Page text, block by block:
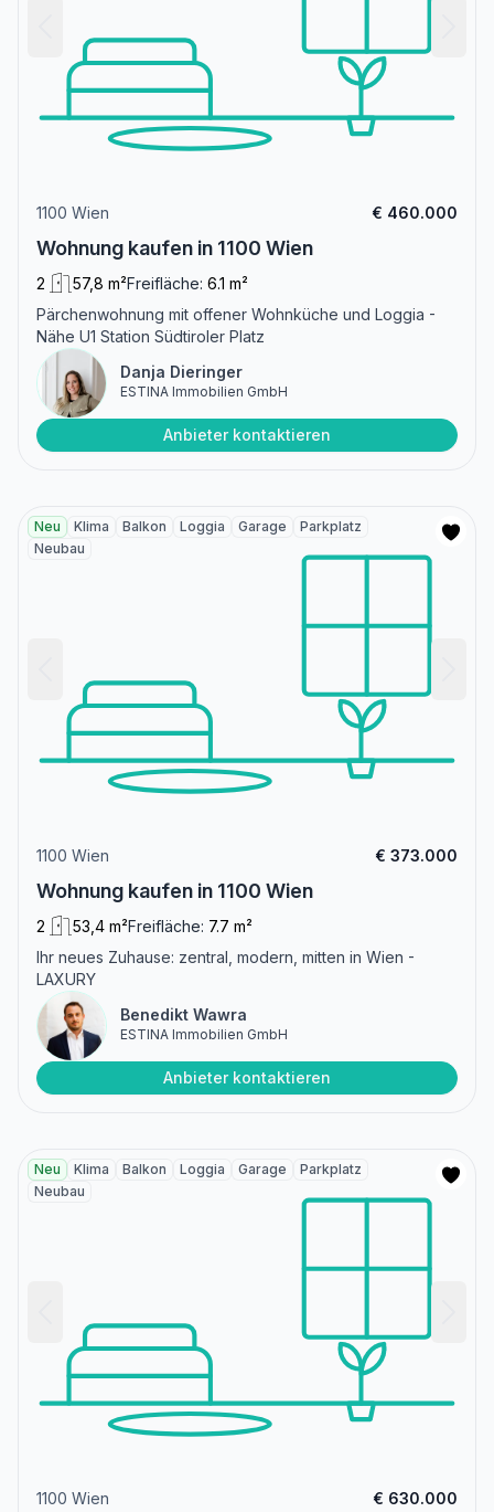
1100 Wien € 460.000
Wohnung kaufen in 1100 Wien
2 57,8 m²Freifläche: 6.1 m²
Pärchenwohnung mit offener Wohnküche und Loggia -
Nähe U1 Station Südtiroler Platz
Danja Dieringer
ESTINA Immobilien GmbH
Anbieter kontaktieren
Neu Klima Balkon Loggia Garage
Parkplatz
Neubau
1100 Wien € 373.000
Wohnung kaufen in 1100 Wien
2 53,4 m²Freifläche: 7.7 m²
Ihr neues Zuhause: zentral, modern, mitten in Wien -
LAXURY
Benedikt Wawra
ESTINA Immobilien GmbH
Anbieter kontaktieren
Neu Klima Balkon Loggia Garage
Parkplatz
Neubau
1100 Wien € 630.000